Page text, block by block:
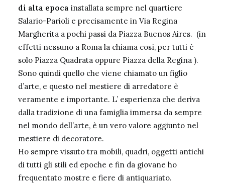
di alta epoca installata sempre nel quartiere
Salario-Parioli e precisamente in Via Regina
Margherita a pochi passi da Piazza Buenos Aires. (in
effetti nessuno a Roma la chiama così, per tutti è
solo Piazza Quadrata oppure Piazza della Regina ).
Sono quindi quello che viene chiamato un figlio
d’arte, e questo nel mestiere di arredatore è
veramente e importante. L’ esperienza che deriva
dalla tradizione di una famiglia immersa da sempre
nel mondo dell’arte, è un vero valore aggiunto nel
mestiere di decoratore.
Ho sempre vissuto tra mobili, quadri, oggetti antichi
di tutti gli stili ed epoche e fin da giovane ho
frequentato mostre e fiere di antiquariato.